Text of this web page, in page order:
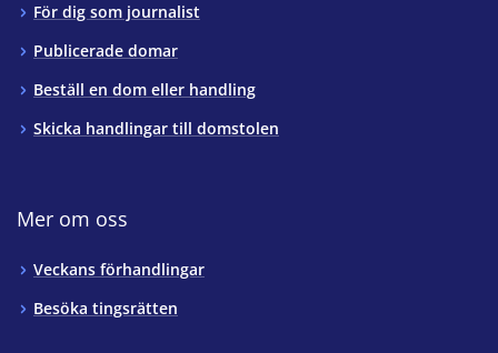
För dig som journalist
Publicerade domar
Beställ en dom eller handling
Skicka handlingar till domstolen
Mer om oss
Veckans förhandlingar
Besöka tingsrätten